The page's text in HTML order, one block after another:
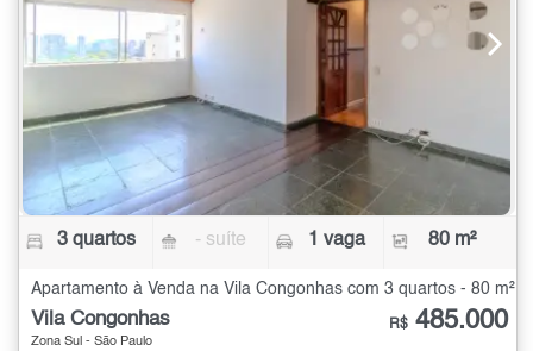
3 quartos - suíte 1 vaga 80 m²
Apartamento à Venda na Vila Congonhas com 3 quartos - 80 m²
Vila Congonhas
Zona Sul - São Paulo
R$ 485.000